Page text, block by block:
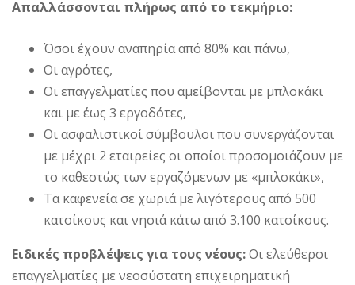
Απαλλάσσονται πλήρως από το τεκμήριο:
Όσοι έχουν αναπηρία από 80% και πάνω,
Οι αγρότες,
Οι επαγγελματίες που αμείβονται με μπλοκάκι
και με έως 3 εργοδότες,
Οι ασφαλιστικοί σύμβουλοι που συνεργάζονται
με μέχρι 2 εταιρείες οι οποίοι προσομοιάζουν με
το καθεστώς των εργαζόμενων με «μπλοκάκι»,
Τα καφενεία σε χωριά με λιγότερους από 500
κατοίκους και νησιά κάτω από 3.100 κατοίκους.
Ειδικές προβλέψεις για τους νέους:Οι ελεύθεροι
επαγγελματίες με νεοσύστατη επιχειρηματική